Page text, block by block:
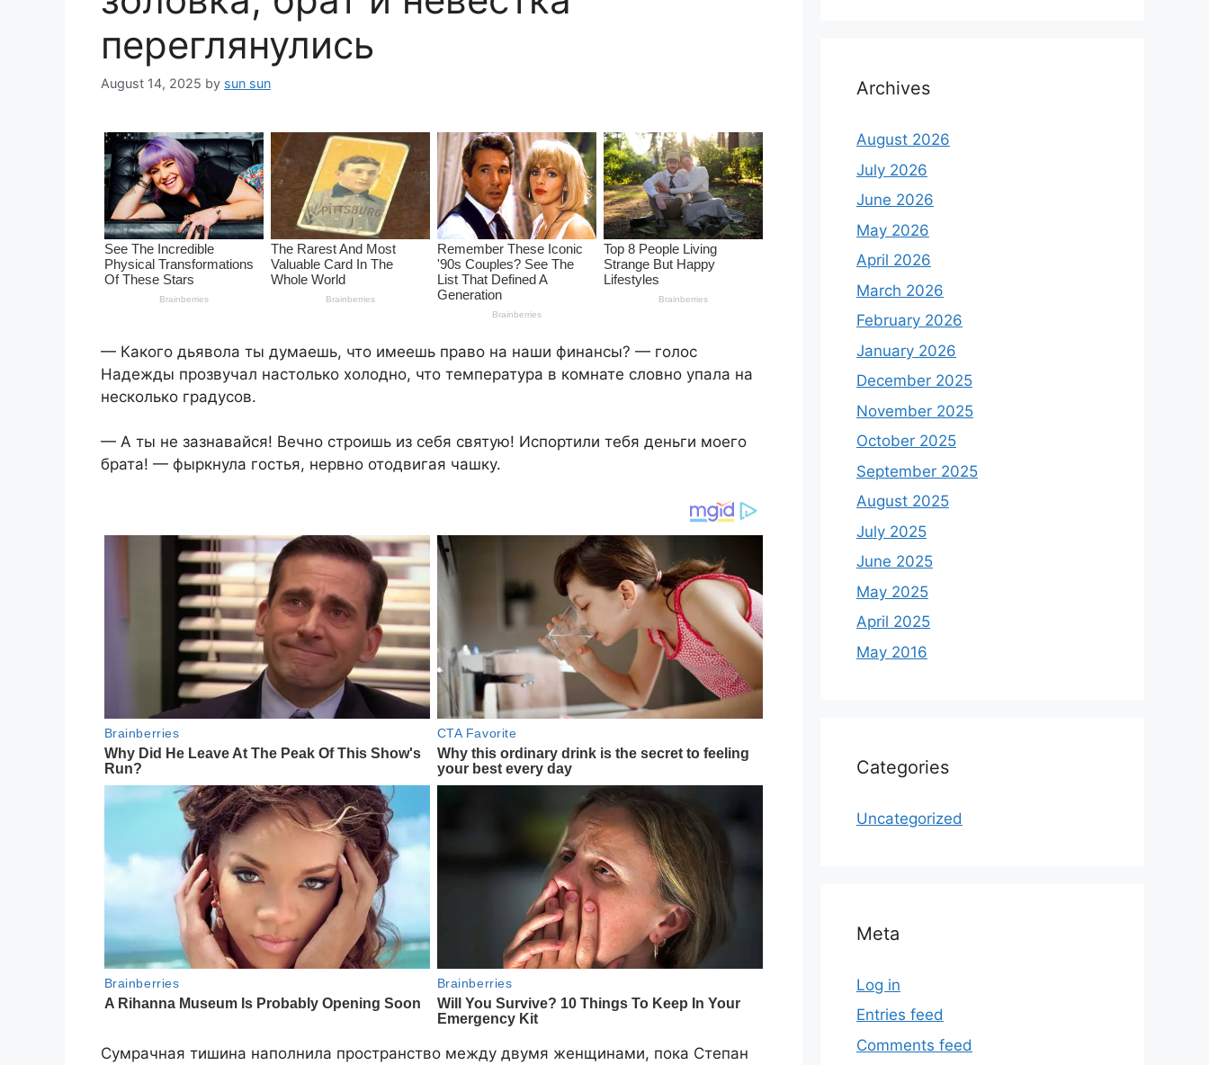
переглянулись
August 14, 2025 by sun sun
— Какого дьявола ты думаешь, что имеешь право на наши финансы? — голос
Надежды прозвучал настолько холодно, что температура в комнате словно упала на
несколько градусов.
— А ты не зазнавайся! Вечно строишь из себя святую! Испортили тебя деньги моего
брата! — фыркнула гостья, нервно отодвигая чашку.
Сумрачная тишина наполнила пространство между двумя женщинами, пока Степан
Archives
August 2026
July 2026
June 2026
May 2026
April 2026
March 2026
February 2026
January 2026
December 2025
November 2025
October 2025
September 2025
August 2025
July 2025
June 2025
May 2025
April 2025
May 2016
Categories
Uncategorized
Meta
Log in
Entries feed
Comments feed